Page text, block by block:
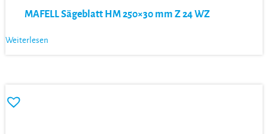
MAFELL Sägeblatt HM 250×30 mm Z 24 WZ
Weiterlesen